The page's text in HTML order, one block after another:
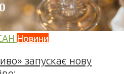
Новини
запускає нову